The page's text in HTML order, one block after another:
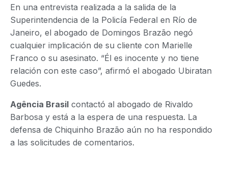
En una entrevista realizada a la salida de la
Superintendencia de la Policía Federal en Río de
Janeiro, el abogado de Domingos Brazão negó
cualquier implicación de su cliente con Marielle
Franco o su asesinato. “Él es inocente y no tiene
relación con este caso”, afirmó el abogado Ubiratan
Guedes.
Agência Brasil contactó al abogado de Rivaldo
Barbosa y está a la espera de una respuesta. La
defensa de Chiquinho Brazão aún no ha respondido
a las solicitudes de comentarios.